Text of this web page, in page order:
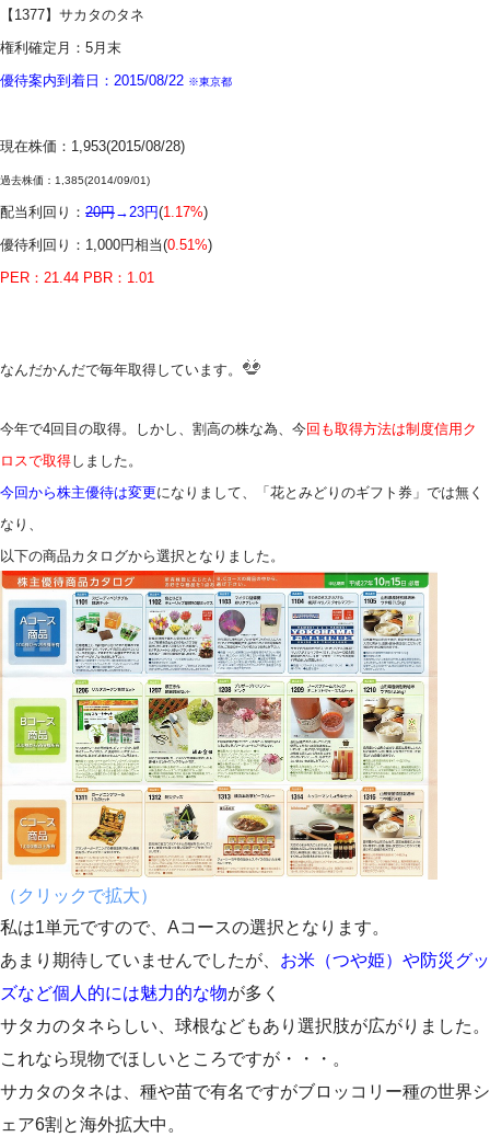
【1377】サカタのタネ
権利確定月：5月末
優待案内到着日：2015/08/22 ※東京都
現在株価：1,953(2015/08/28)
過去株価： 1,385(2014/09/01)
配当利回り： 20円→23円(1.17%)
優待利回り：1,000円相当(0.51%)
PER：21.44 PBR：1.01
なんだかんだで毎年取得しています。
今年で4回目の取得。しかし、割高の株な為、 今回も取得方法は制度信用ク
ロスで取得しました。
今回から株主優待は変更になりまして、「花とみどりのギフト券」では無く
なり、
以下の商品カタログから選択となりました。
（クリックで拡大）
私は1単元ですので、Aコースの選択となります。
あまり期待していませんでしたが、 お米（つや姫）や防災グッ
ズなど個人的には魅力的な物が多く
サタカのタネらしい、球根などもあり選択肢が広がりました。
これなら現物でほしいところですが・・・。
サカタのタネは、種や苗で有名ですがブロッコリー種の世界シ
ェア6割と海外拡大中。